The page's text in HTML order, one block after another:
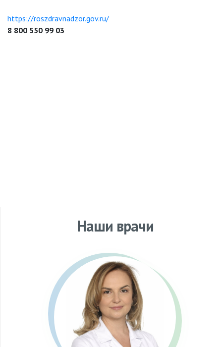
https://roszdravnadzor.gov.ru/
8 800 550 99 03
Наши врачи